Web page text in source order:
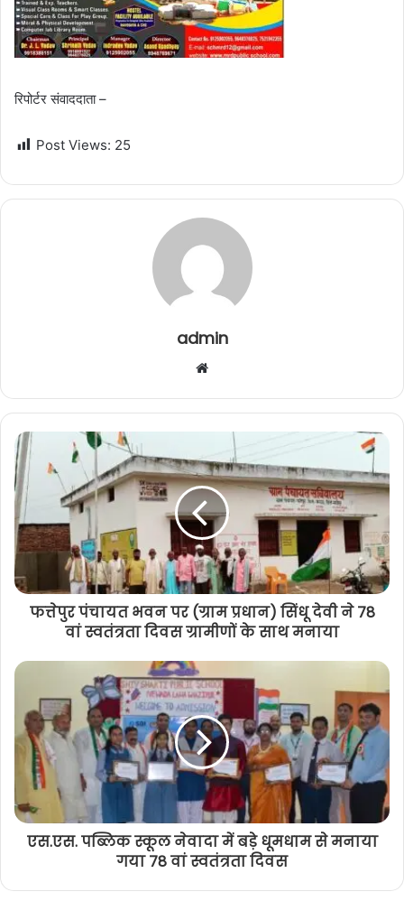
रिपोर्टर संवाददाता –
Post Views: 25
admin
b
s
t
e
फत्तेपुर पंचायत भवन पर (ग्राम प्रधान) सिंधू देवी ने 78
वां स्वतंत्रता दिवस ग्रामीणों के साथ मनाया
एस.एस. पब्लिक स्कूल नेवादा में बड़े धूमधाम से मनाया
गया 78 वां स्वतंत्रता दिवस